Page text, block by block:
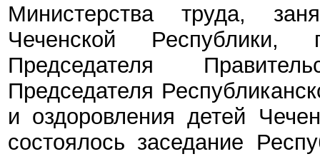
Министерства труда,
Чеченской Республики,
Председателя
Председателя
и оздоровления детей
состоялось заседание